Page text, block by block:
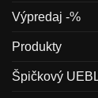
Výpredaj -%
Produkty
Špičkový